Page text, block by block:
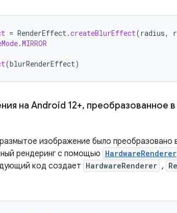
= RenderEffect.createBlurEffect(radius,
.MIRROR
(blurRenderEffect)
на Android 12+, преобразованное
изображение было преобразовано
рендеринг с помощью HardwareRenderer
код создает HardwareRenderer ,